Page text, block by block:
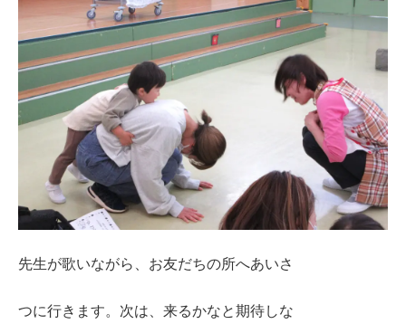
先生が歌いながら、お友だちの所へあいさ
つに行きます。次は、来るかなと期待しな